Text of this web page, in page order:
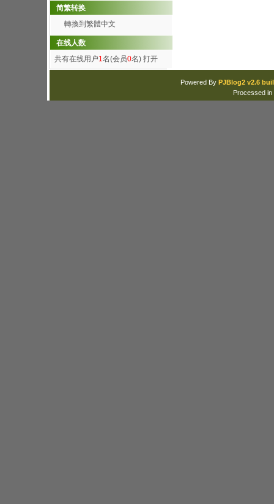
简繁转换
轉換到繁體中文
在线人数
共有在线用户1名(会员0名) 打开
Powered By PJBlog2 v2.6
Processed in